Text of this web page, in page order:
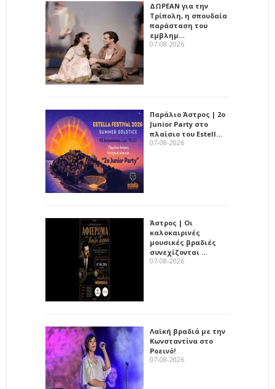
ΔΩΡΕΑΝ για την
Τρίπολη, η σπουδαία
παράσταση του
εμβλημ…
07-08-2026
Παράλιο Άστρος | 2ο
Junior Party στο
πλαίσιο του Estell…
07-08-2026
Άστρος | Οι
καλοκαιρινές
μουσικές βραδιές
συνεχίζονται …
07-08-2026
Λαϊκή βραδιά με την
Κωνσταντίνα στο
Ροεινό!
07-08-2026